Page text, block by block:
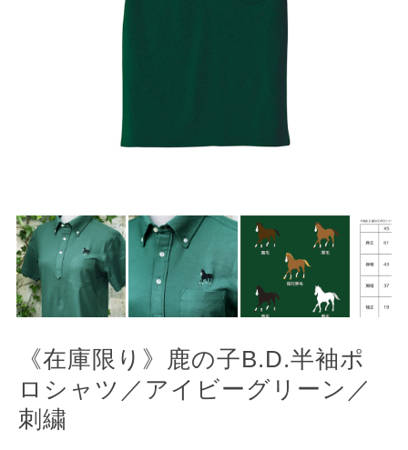
《在庫限り》鹿の子B.D.半袖ポ
ロシャツ／アイビーグリーン／
刺繍